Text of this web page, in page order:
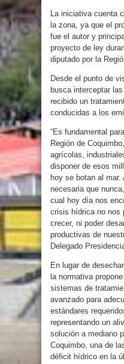
La iniciativa cuenta
la zona, ya que el
fue el autor y
proyecto de ley
diputado por la
Desde el punto de
busca interceptar
recibido un
conducidas a los
“Es fundamental
Región de
agrícolas,
disponer de esos
hoy se botan al
necesaria que
cual hoy día nos
crisis hídrica no nos
crecer, ni poder
productivas de
Delegado
En lugar de
la normativa
sistemas de
avanzado para
estándares
representando un
solución a mediano
Coquimbo, una de
déficit hídrico en la